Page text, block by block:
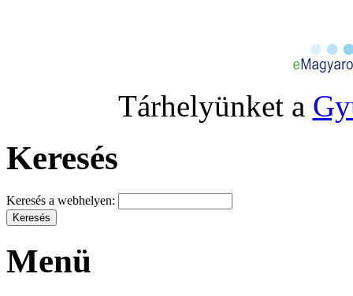
Tárhelyünket a
Keresés
Keresés a webhelyen:
Menü